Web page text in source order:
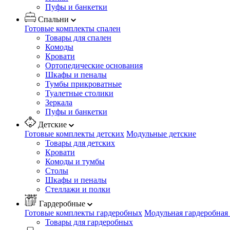
Пуфы и банкетки
Спальни
Готовые комплекты спален
Товары для спален
Комоды
Кровати
Ортопедические основания
Шкафы и пеналы
Тумбы прикроватные
Туалетные столики
Зеркала
Пуфы и банкетки
Детские
Готовые комплекты детских Модульные детские
Товары для детских
Кровати
Комоды и тумбы
Столы
Шкафы и пеналы
Стеллажи и полки
Гардеробные
Готовые комплекты гардеробных Модульная
Товары для гардеробных